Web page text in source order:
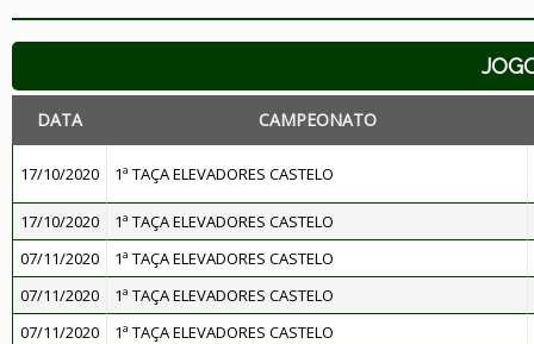
DATA CAMPEONATO
17/10/2020 1ª TAÇA ELEVADORES CASTELO
17/10/2020
1ª TAÇA ELEVADORES CASTELO
07/11/2020
1ª TAÇA ELEVADORES CASTELO
07/11/2020
1ª TAÇA ELEVADORES CASTELO
07/11/2020
1ª TAÇA ELEVADORES CASTELO